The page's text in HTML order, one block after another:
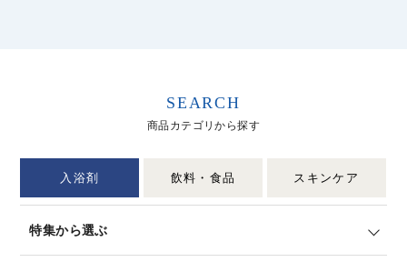
SEARCH
商品カテゴリから探す
入浴剤 飲料・食品 スキンケア
特集から選ぶ